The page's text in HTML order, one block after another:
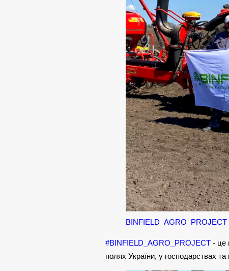
BINFIELD_AGRO_PROJECT
#BINFIELD_AGRO_PROJECT - це
полях України, у господарствах